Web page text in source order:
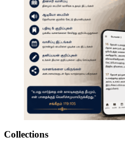
Collections